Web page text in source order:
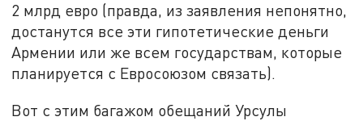
2 млрд евро (правда, из заявления непонятно,
достанутся все эти гипотетические деньги
Армении или же всем государствам, которые
планируется с Евросоюзом связать).
Вот с этим багажом обещаний Урсулы